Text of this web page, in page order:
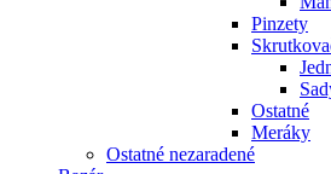
Pinzety
Ostatné
Meráky
Ostatné nezaradené